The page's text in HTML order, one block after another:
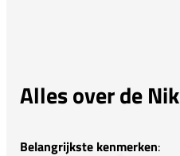
Alles over de
Belangrijkste kenmerken: